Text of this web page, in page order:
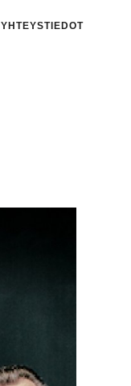
YHTEYSTIEDOT